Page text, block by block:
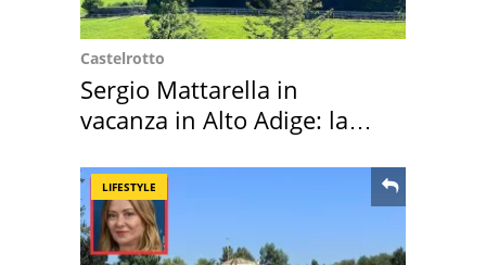
Castelrotto
Sergio Mattarella in
vacanza in Alto Adige: la
LIFESTYLE